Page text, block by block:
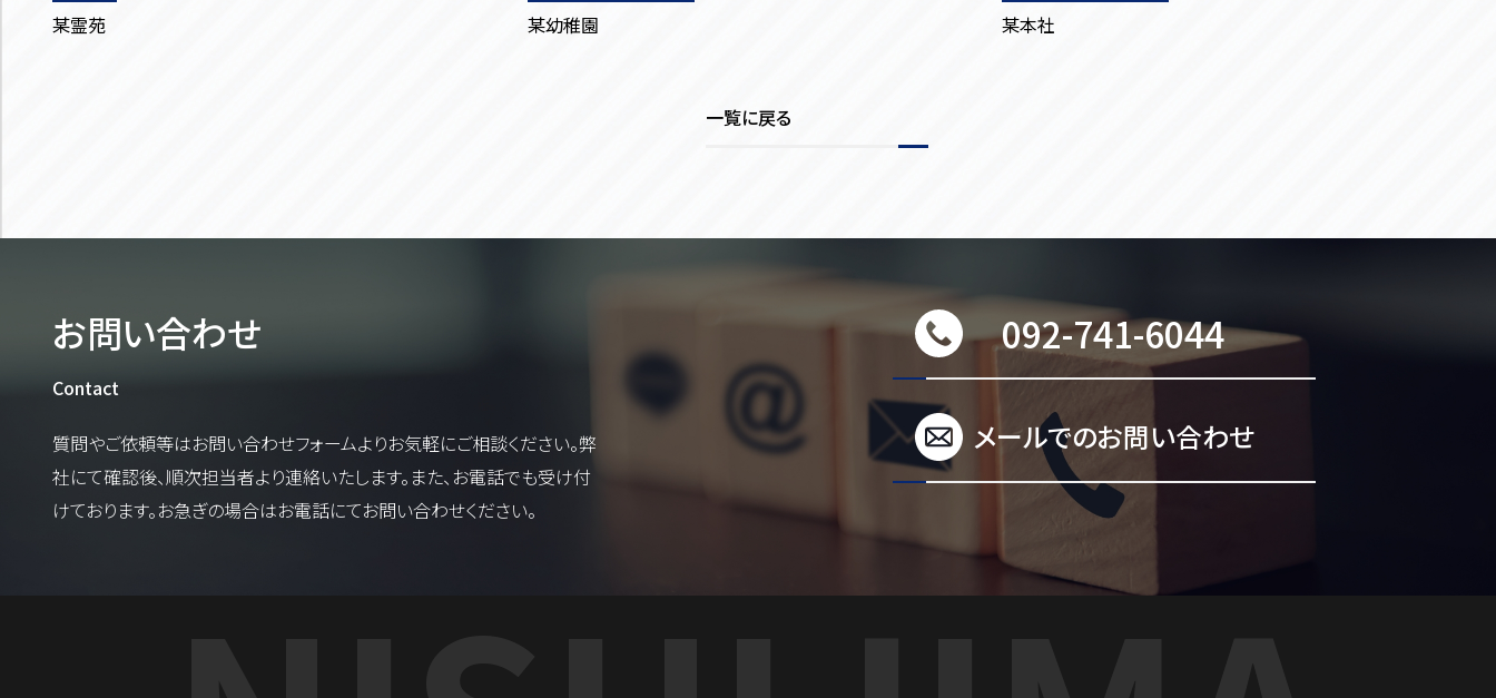
某霊苑 某幼稚園 某本社
一覧に戻る
お問い合わせ
Contact
質問やご依頼等はお問い合わせフォームよりお気軽にご相談ください。弊
社にて確認後、順次担当者より連絡いたします。また、お電話でも受け付
けております。お急ぎの場合はお電話にてお問い合わせください。
092-741-6044
メールでのお問い合わせ